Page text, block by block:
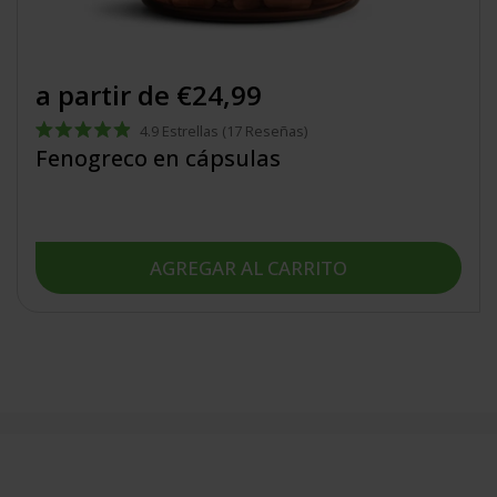
Calificado
4.9
4.9 Estrellas (17 Reseñas)
Fenogreco en cápsulas
a partir de €24,99
AGREGAR AL CARRITO